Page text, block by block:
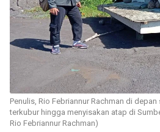
Penulis, Rio Febriannur Rachman di
terkubur hingga menyisakan atap di
Rio Febriannur Rachman)